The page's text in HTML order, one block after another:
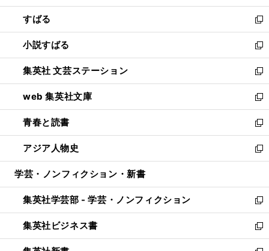
開
く
ウ
で
開
く
ン
ド
ウ
で
開
く
すばる
新
し
い
ウ
ィ
ン
ド
ウ
で
開
く
小説すばる
新
し
い
ウ
ィ
ン
ド
ウ
で
開
集英社 文芸ステーション
新
し
い
ウ
ィ
ン
ド
ウ
開
く
web 集英社文庫
新
し
い
ウ
ィ
ン
ウ
で
開
く
青春と読書
新
し
い
ウ
ン
ド
ウ
で
開
アジア人物史
新
し
ウ
ィ
ン
ド
ウ
学芸・ノンフィクション・新書
集英社学芸部 - 学芸・ノンフィクション
新
し
い
ウ
集英社ビジネス書
新
し